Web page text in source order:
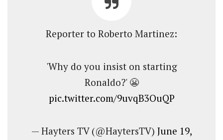
Reporter to Roberto Martinez:
'Why do you insist on starting
Ronaldo?' 😬
pic.twitter.com/9uvqB3OuQP
— Hayters TV (@HaytersTV) June 19,